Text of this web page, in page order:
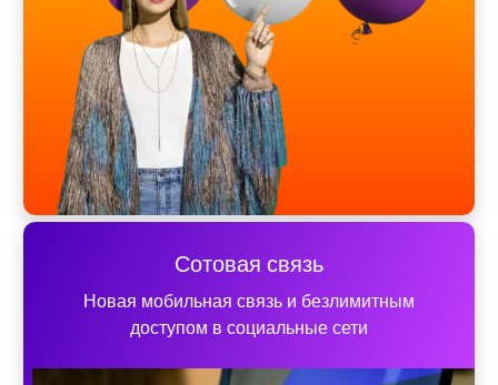
Сотовая связь
Новая мобильная связь и безлимитным
доступом в социальные сети